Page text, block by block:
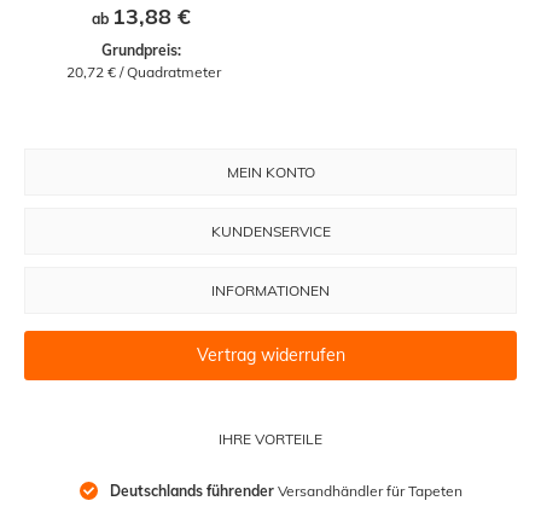
ab 13,88 €
Grundpreis:
20,72 € / Quadratmeter
IHRE VORTEILE
Deutschlands führender Versandhändler für Tapeten
MEIN KONTO
KUNDENSERVICE
INFORMATIONEN
Vertrag widerrufen